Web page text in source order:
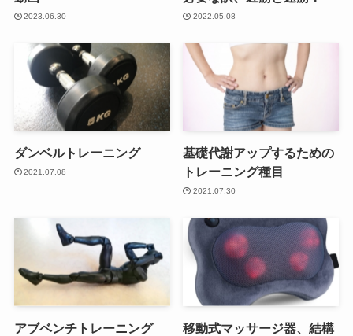
2023.06.30 2022.05.08
ダンベルトレーニング
2021.07.08
基礎代謝アップするための
トレーニング種目
2021.07.30
アブベンチトレーニング
移動式マッサージ器、結構